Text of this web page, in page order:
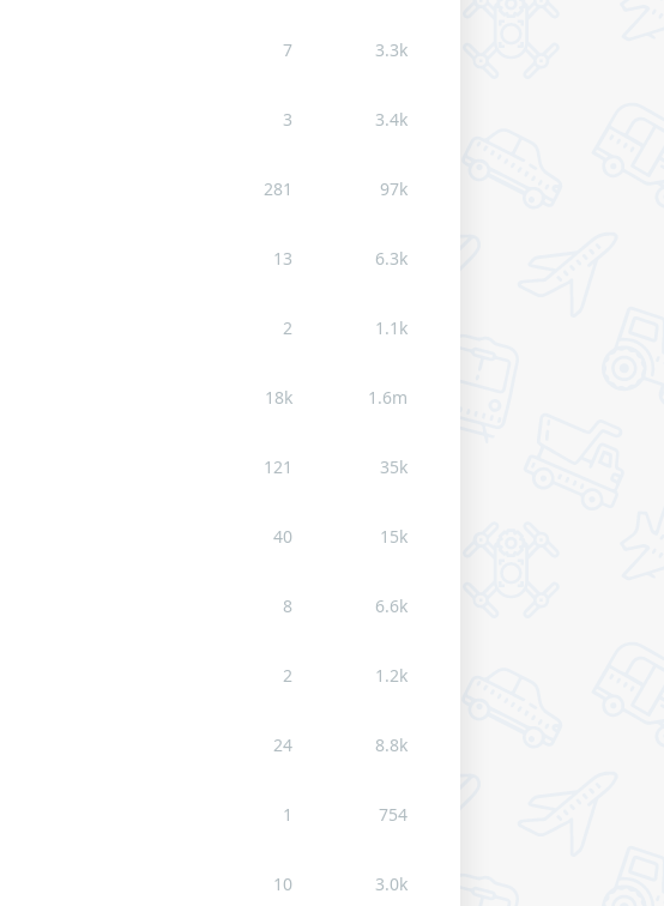
7 3.3k
3 3.4k
281 97k
13 6.3k
2 1.1k
18k 1.6m
121 35k
40 15k
8 6.6k
2 1.2k
24 8.8k
1 754
10 3.0k